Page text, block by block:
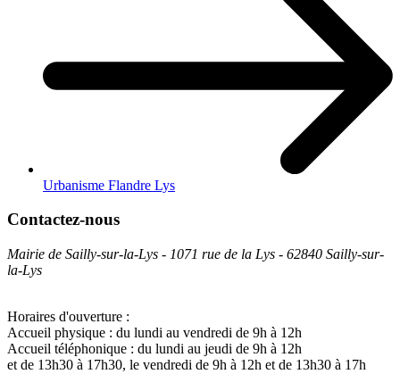
Urbanisme Flandre Lys
Contactez-nous
Mairie de Sailly-sur-la-Lys - 1071 rue de la Lys - 62840 Sailly-sur-
la-Lys
Horaires d'ouverture :
Accueil physique : du lundi au vendredi de 9h à 12h
Accueil téléphonique : du lundi au jeudi de 9h à 12h
et de 13h30 à 17h30, le vendredi de 9h à 12h et de 13h30 à 17h